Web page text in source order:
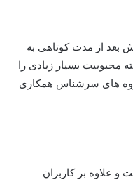
بعد از مدت کوتاهی به
محبوبیت بسیار زیادی را
های سرشناس همکاری
و علاوه بر کاربران